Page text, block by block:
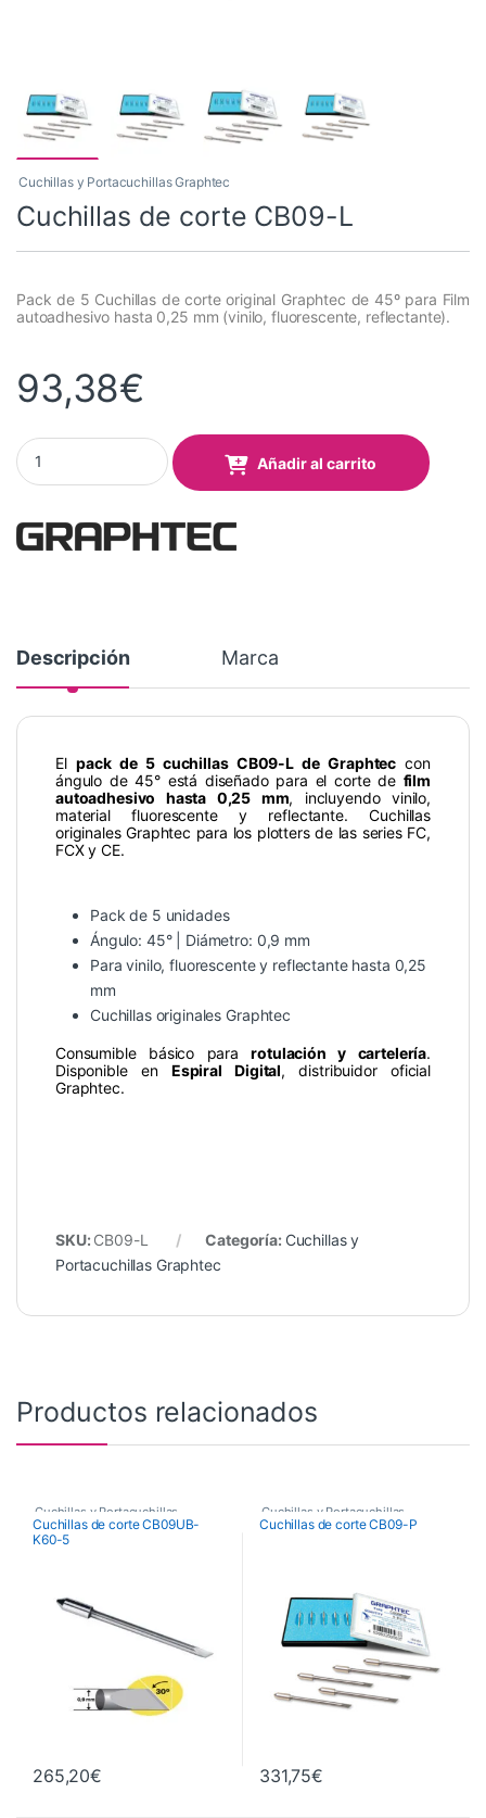
Cuchillas y Portacuchillas Graphtec
Cuchillas de corte CB09-L
Pack de 5 Cuchillas de corte original Graphtec de 45º para Film
autoadhesivo hasta 0,25 mm (vinilo, fluorescente, reflectante).
93,38€
Cuchillas de corte CB09-L quantity
Añadir al carrito
Descripción Marca
El pack de 5 cuchillas CB09-L de Graphtec con
ángulo de 45° está diseñado para el corte de film
autoadhesivo hasta 0,25 mm, incluyendo vinilo,
material fluorescente y reflectante. Cuchillas
originales Graphtec para los plotters de las series FC,
FCX y CE.
Pack de 5 unidades
Ángulo: 45° | Diámetro: 0,9 mm
Para vinilo, fluorescente y reflectante hasta 0,25
mm
Cuchillas originales Graphtec
Consumible básico pararotulación y cartelería.
Disponible en Espiral Digital, distribuidor oficial
Graphtec.
SKU: CB09-L Categoría: Cuchillas y
Portacuchillas Graphtec
Productos relacionados
Cuchillas y Portacuchillas
Graphtec
Cuchillas de corte CB09UB-
K60-5
265,20€
Cuchillas y Portacuchillas
Graphtec
Cuchillas de corte CB09-P
331,75€